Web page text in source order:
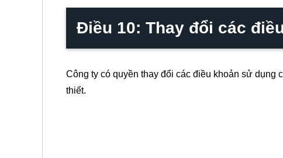
Điều 10: Thay đổi các
Công ty có quyền thay đổi các điều khoản sử dụng
thiết.